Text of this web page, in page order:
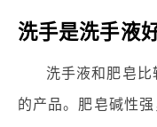
洗手是洗手液
洗手液和肥皂比
的产品。肥皂碱性